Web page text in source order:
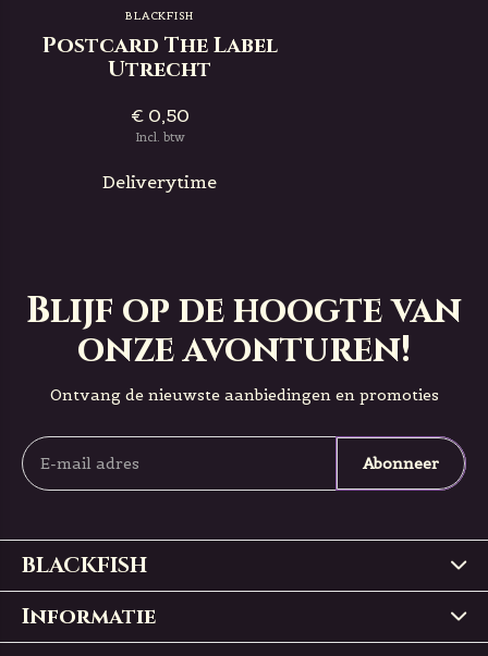
BLACKFISH
Postcard The Label
Utrecht
€ 0,50
Incl. btw
Deliverytime
Blijf op de hoogte van
onze avonturen!
Ontvang de nieuwste aanbiedingen en promoties
Abonneer
BLACKFISH
Informatie